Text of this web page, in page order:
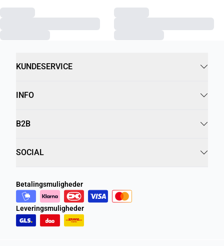
KUNDESERVICE
INFO
B2B
SOCIAL
Betalingsmuligheder
Leveringsmuligheder